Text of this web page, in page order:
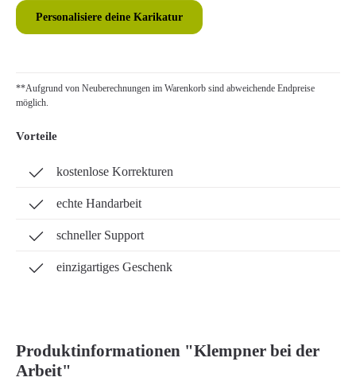
Personalisiere deine Karikatur
**Aufgrund von Neuberechnungen im Warenkorb sind abweichende Endpreise
möglich.
Vorteile
kostenlose Korrekturen
echte Handarbeit
schneller Support
einzigartiges Geschenk
Produktinformationen "Klempner bei der
Arbeit"